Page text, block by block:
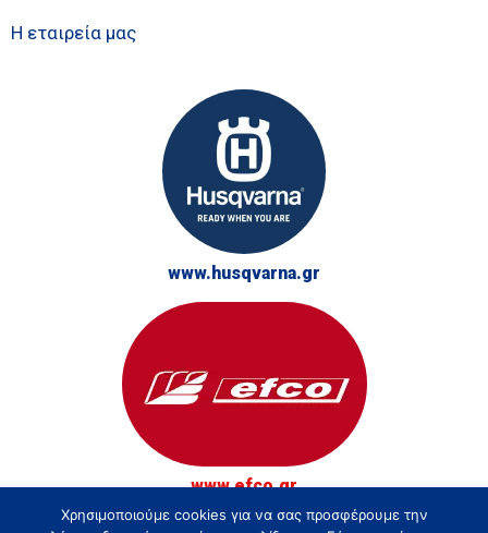
Η εταιρεία μας
www.husqvarna.gr
www.efco.gr
Χρησιμοποιούμε cookies για να σας προσφέρουμε την